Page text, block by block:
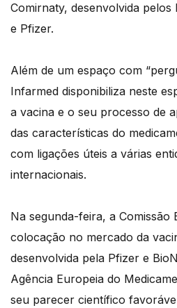
Comirnaty, desenvolvida
e Pfizer.
Além de um espaço com
Infarmed disponibiliza neste
a vacina e o seu processo de
das características do
com ligações úteis a várias
internacionais.
Na segunda-feira, a Comissão
colocação no mercado da
desenvolvida pela Pfizer e
Agência Europeia do
seu parecer científico